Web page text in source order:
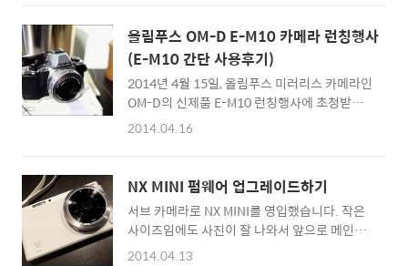
안내서가 나오고,..
고 해도 과언이 아닐텐데요, 광학으로 구현되는
자연스러운 아웃포커싱은 스마트폰 카메라 모
듈같이 제한적인 기술로는 구현하기 매우 어려
운 과제 중 하나죠 ^^ 그렇지만 Lytro카메라 처
럼 선 촬영 후 초점 조절이 되는 카메라도 있고,
구글 카메라 앱처럼 촬영 후 소프트웨어 후보정
얻기 위해 많은 시도가 이루어졌습니다. [참고
글] 초점을 맞출필요 없는 카메라 Light Field
Camera 하이엔드 디..
올림푸스 OM-D E-M10 카메라 런칭행사
(E-M10 간단 사용후기)
2014년 4월 15일, 올림푸스 미러리스 카메라인
OM-D의 신제품 E-M10 런칭행사에 초청받아
취재를 하고 돌아왔습니다. 지금까지 블로거 활
사용해봤지만, 의외로 올림푸스 카메라를 직접
살펴본 것은 거의 처음입니다. ^^ 올림푸스의
OM-D는 마이크로 포서드 진영에서의 최강자
라고 불리울 만큼 화질과 기기성능을 인정받은
카메라 라인업이라 큰 기대와 관심을 가지고 살
2014.04.16
NX MINI 펌웨어 업그레이드하기
서브 카메라로 NX MINI를 영입했습니다. 작은
사이즈임에도 사진이 잘 나와서 앞으로 메인카
메라보다 더 자주 애용하게 될 것 같네요. 펌웨
2014.04.13